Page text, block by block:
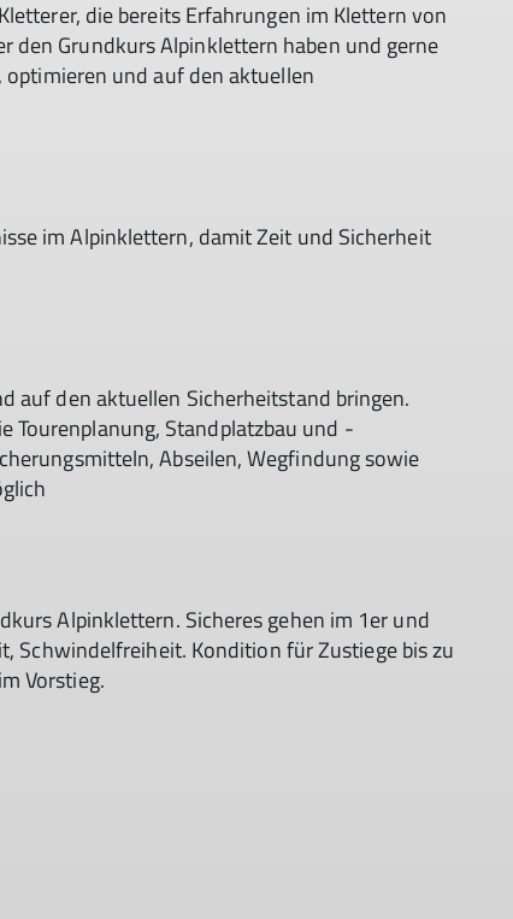
die bereits Erfahrungen im Klettern von
den Grundkurs Alpinklettern haben und gerne
und auf den aktuellen
im Alpinklettern, damit Zeit und Sicherheit
auf den aktuellen Sicherheitstand bringen.
Tourenplanung, Standplatzbau und -
Abseilen, Wegfindung sowie
Alpinklettern. Sicheres gehen im 1er und
Schwindelfreiheit. Kondition für Zustiege bis zu
Vorstieg.